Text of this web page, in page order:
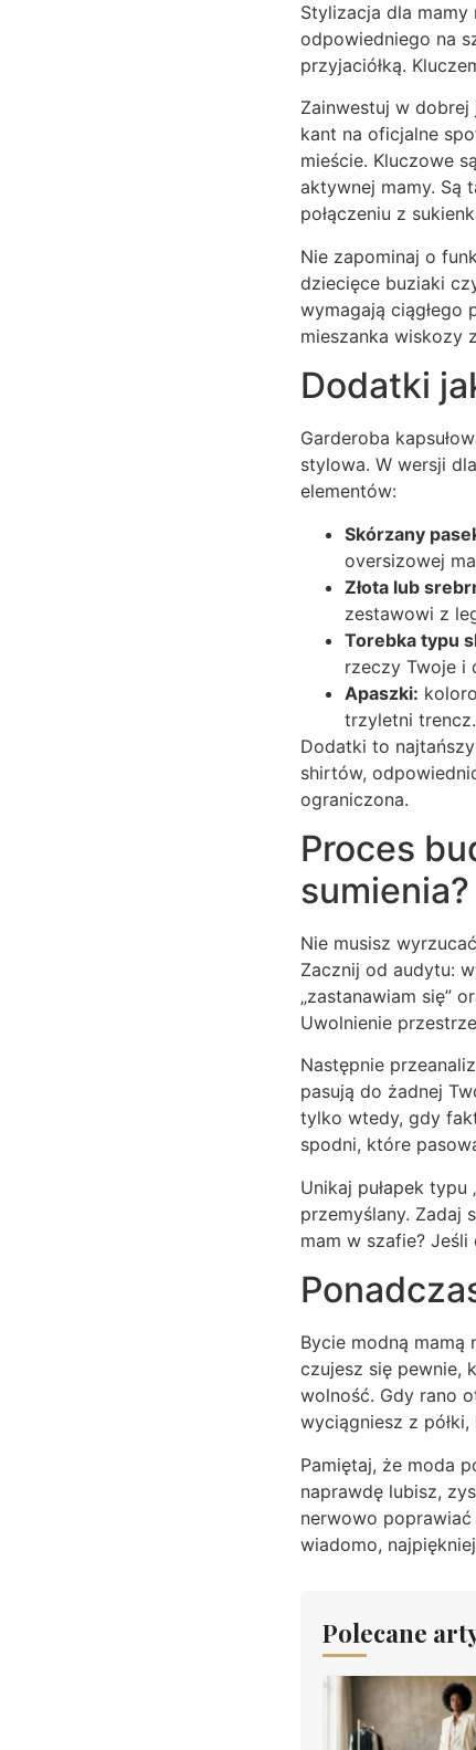
Stylizacja dla mamy
odpowiedniego na
przyjaciółką.
Zainwestuj w
kant na oficjalne
mieście. Kluczowe
aktywnej mamy. Są
połączeniu z
Nie zapominaj o
dziecięce buziaki
wymagają ciągłego
mieszanka wiskozy
Dodatki
Garderoba
stylowa. W wersji
elementów:
Skórzany
oversizowej
Złota lub
zestawowi z
Torebka typu
rzeczy Twoje i
Apaszki:
trzyletni trencz.
Dodatki to
shirtów,
ograniczona.
Proces
sumienia?
Nie musisz
Zacznij od audytu:
„zastanawiam się”
Uwolnienie
Następnie
pasują do żadnej
tylko wtedy, gdy
spodni, które
Unikaj pułapek
przemyślany. Zadaj
mam w szafie?
Bycie modną
czujesz się pewnie,
wolność. Gdy rano
wyciągniesz z
Pamiętaj, że moda
naprawdę lubisz,
nerwowo
wiadomo,
Polecane